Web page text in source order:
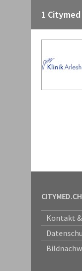
1
CITYMED.CH
Kontakt